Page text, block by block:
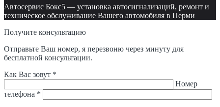
Автосервис Бокс5 — установка автосигнализаций, ремонт и
техническое обслуживание Вашего автомобиля в Перми
Получите консультацию
Отправьте Ваш номер, я перезвоню через минуту для
бесплатной консультации.
Как Вас зовут *
Номер
телефона *